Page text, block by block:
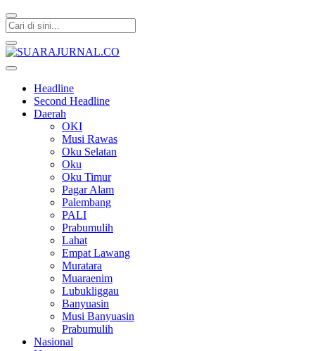
Headline
Second Headline
Daerah
OKI
Musi Rawas
Oku Selatan
Oku
Oku Timur
Pagar Alam
Palembang
PALI
Prabumulih
Lahat
Empat Lawang
Muratara
Muaraenim
Lubukliggau
Banyuasin
Musi Banyuasin
Prabumulih
Nasional